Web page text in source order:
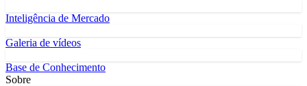
Inteligência de Mercado
Galeria de vídeos
Base de Conhecimento
Sobre